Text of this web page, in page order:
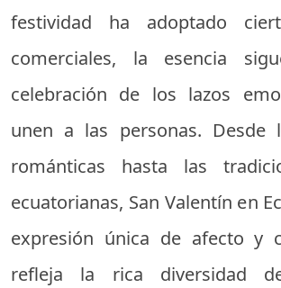
festividad ha adoptado
comerciales, la esencia
celebración de los lazos
unen a las personas. Desde
románticas hasta las
ecuatorianas, San Valentín en
expresión única de afecto y
refleja la rica diversidad